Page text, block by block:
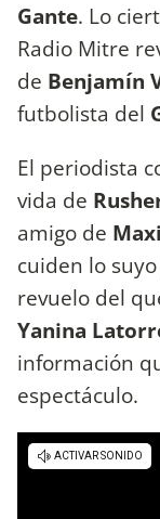
Gante. Lo
Radio Mitre
de Benjamín
futbolista del
El periodista
vida de
amigo de
cuiden lo
revuelo del
Yanina
información
espectáculo.